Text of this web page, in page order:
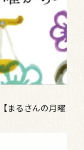
まるさんの月曜